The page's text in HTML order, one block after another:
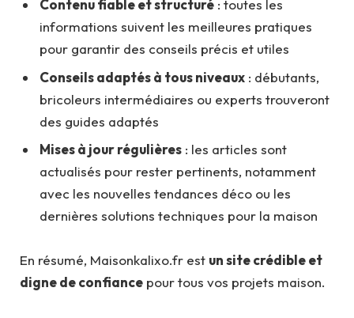
Contenu fiable et structuré : toutes les
informations suivent les meilleures pratiques
pour garantir des conseils précis et utiles
Conseils adaptés à tous niveaux : débutants,
bricoleurs intermédiaires ou experts trouveront
des guides adaptés
Mises à jour régulières : les articles sont
actualisés pour rester pertinents, notamment
avec les nouvelles tendances déco ou les
dernières solutions techniques pour la maison
En résumé, Maisonkalixo.fr est un site crédible et
digne de confiance pour tous vos projets maison.